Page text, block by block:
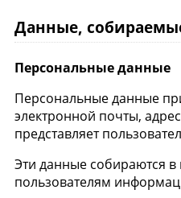
Данные,
Персональные данные
Персональные данные
электронной почты,
представляет
Эти данные собираются в
пользователям